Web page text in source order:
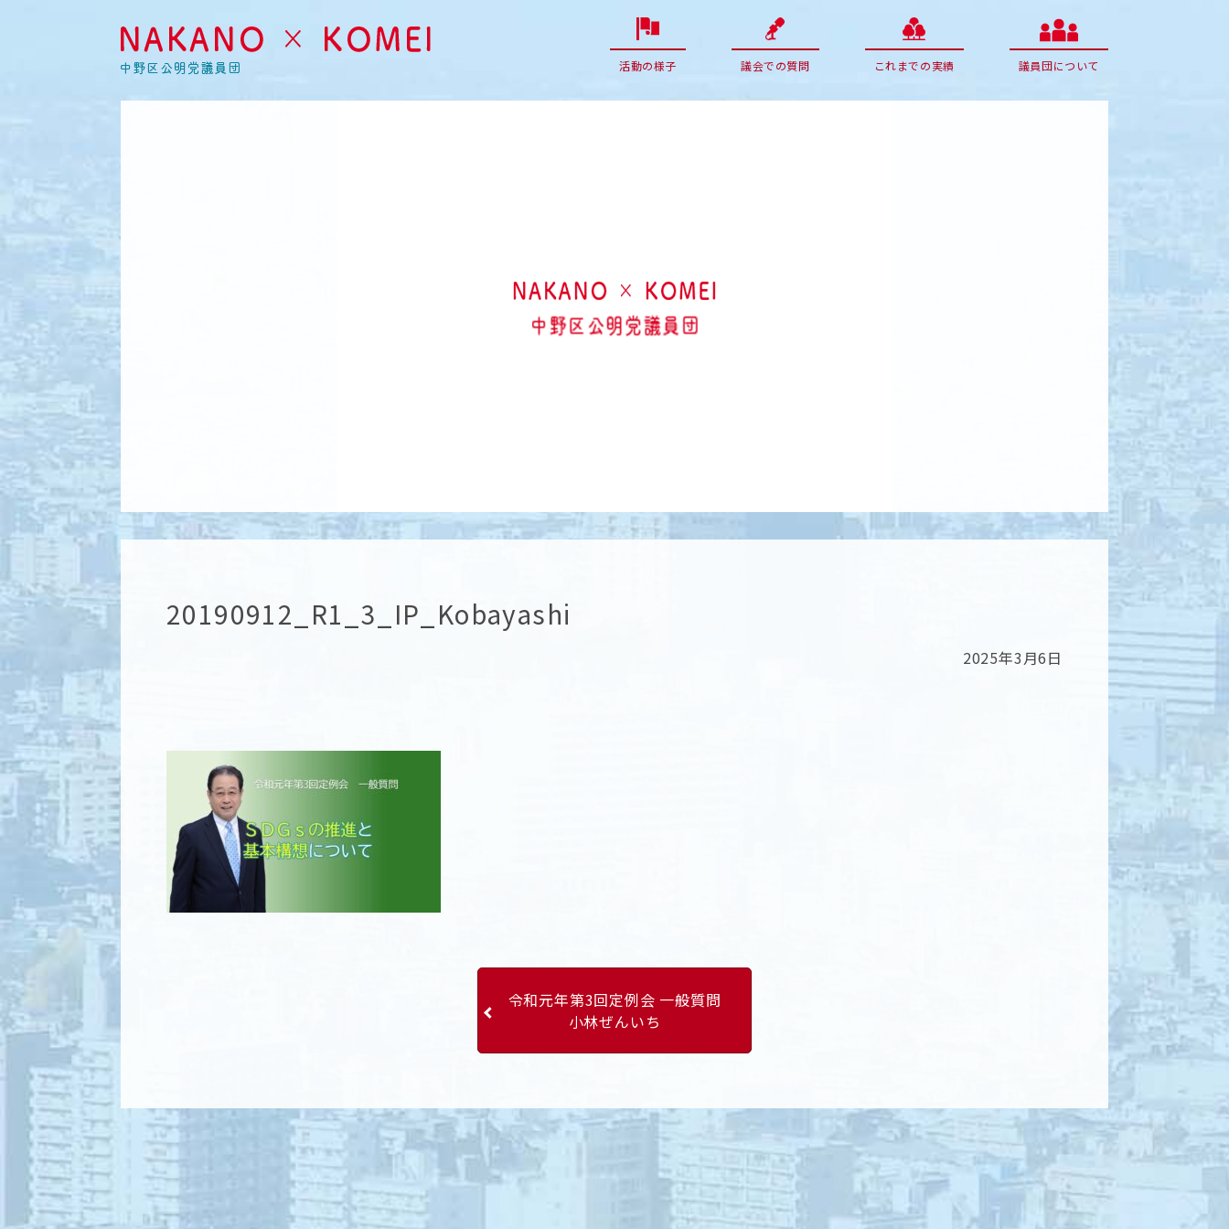
活動の様子 議会での質問 これまでの実績 議員団について
20190912_R1_3_IP_Kobayashi
2025年3月6日
令和元年第3回定例会 一般質問
小林ぜんいち